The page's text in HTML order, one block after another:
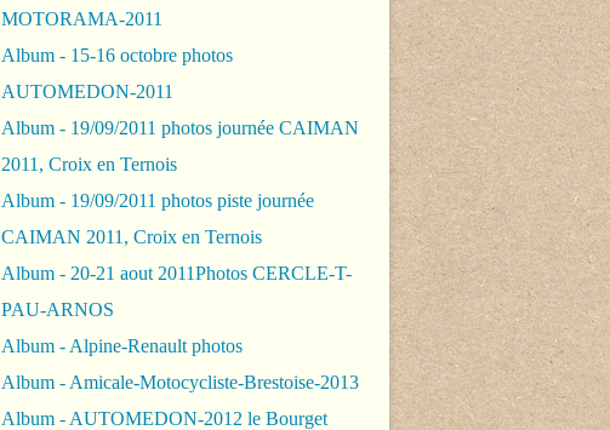
MOTORAMA-2011
Album - 15-16 octobre photos
AUTOMEDON-2011
Album - 19/09/2011 photos journée CAIMAN
2011, Croix en Ternois
Album - 19/09/2011 photos piste journée
CAIMAN 2011, Croix en Ternois
Album - 20-21 aout 2011Photos CERCLE-T-
PAU-ARNOS
Album - Alpine-Renault photos
Album - Amicale-Motocycliste-Brestoise-2013
Album - AUTOMEDON-2012 le Bourget